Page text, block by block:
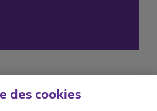
des cookies